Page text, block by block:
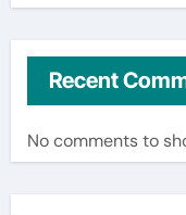
Recent
No comments to